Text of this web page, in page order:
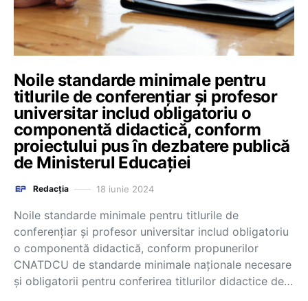
Noile standarde minimale pentru
titlurile de conferențiar și profesor
universitar includ obligatoriu o
componentă didactică, conform
proiectului pus în dezbatere publică
de Ministerul Educației
Redacția 18 iunie 2024
Noile standarde minimale pentru titlurile de
conferențiar și profesor universitar includ obligatoriu
o componentă didactică, conform propunerilor
CNATDCU de standarde minimale naționale necesare
și obligatorii pentru conferirea titlurilor didactice de…